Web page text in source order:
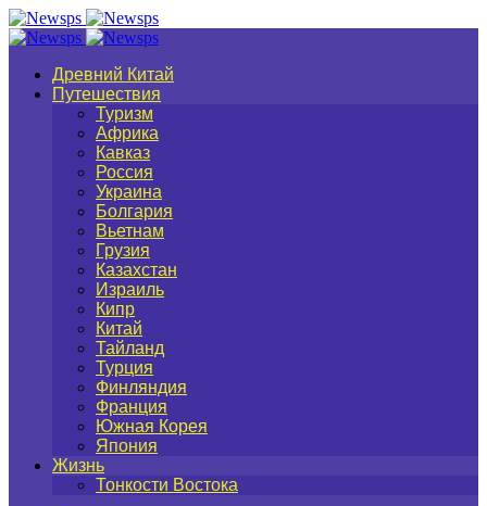
Древний Китай
Путешествия
Туризм
Африка
Кавказ
Россия
Украина
Болгария
Вьетнам
Грузия
Казахстан
Израиль
Кипр
Китай
Тайланд
Турция
Финляндия
Франция
Южная Корея
Япония
Жизнь
Тонкости Востока